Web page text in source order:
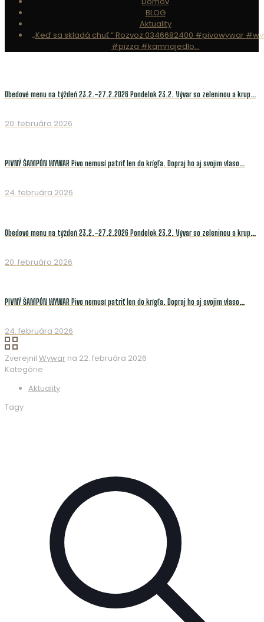
BLOG
Aktuality
„Keď sa skladá chuť “ Rozvoz 0346682400 #pivowywar
#pizza #kamnajedlo…
Obedové menu na týždeň 23.2.-27.2.2026 Pondelok 23.2. Vývar so zeleninou a krup…
20. februára 2026
PIVNÝ ŠAMPÓN WYWAR Pivo nemusí patriť len do krígľa. Dopraj ho aj svojim vlaso…
24. februára 2026
Obedové menu na týždeň 23.2.-27.2.2026 Pondelok 23.2. Vývar so zeleninou a krup…
20. februára 2026
PIVNÝ ŠAMPÓN WYWAR Pivo nemusí patriť len do krígľa. Dopraj ho aj svojim vlaso…
24. februára 2026
Zverejnil Wywar na 22. februára 2026
Kategórie
Aktuality
Tagy